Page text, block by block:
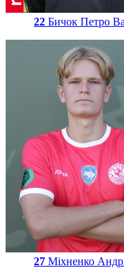
22 Бичок Петро
27 Міхненко